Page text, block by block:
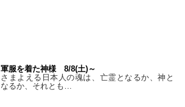
軍服を着た神様 8/8(土)～
さまよえる日本人の魂は、亡霊となるか、神と
なるか、それとも…